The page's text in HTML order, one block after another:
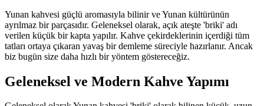
Yunan kahvesi güçlü aromasıyla bilinir ve Yunan kültürünün
ayrılmaz bir parçasıdır. Geleneksel olarak, açık ateşte 'briki' adı
verilen küçük bir kapta yapılır. Kahve çekirdeklerinin içerdiği tüm
tatları ortaya çıkaran yavaş bir demleme süreciyle hazırlanır. Ancak
biz bugün size daha hızlı bir yöntem göstereceğiz.
Geleneksel ve Modern Kahve Yapımı